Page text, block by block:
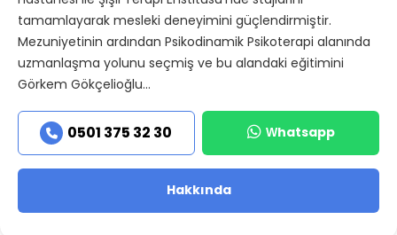
tamamlayarak mesleki deneyimini güçlendirmiştir.
Mezuniyetinin ardından Psikodinamik Psikoterapi alanında
uzmanlaşma yolunu seçmiş ve bu alandaki eğitimini
Görkem Gökçelioğlu...
0501 375 32 30 Whatsapp
Hakkında